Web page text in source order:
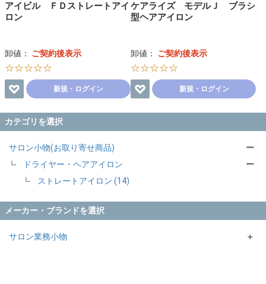
カテゴリを選択
サロン小物(お取り寄せ商品)
ドライヤー・ヘアアイロン
ストレートアイロン (14)
ー
ー
メーカー・ブランドを選択
サロン業務小物
＋
アイビル ＦＤストレートアイ
ロン
卸値： ご契約後表示
☆☆☆☆☆
新規・ログイン
ケアライズ モデルＪ ブラシ
型ヘアアイロン
卸値： ご契約後表示
☆☆☆☆☆
新規・ログイン